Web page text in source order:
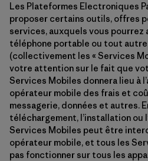
Les Plateformes Electroniques
proposer certains outils, offres
services, auxquels vous pourrez
téléphone portable ou tout autre
(collectivement les « Services
votre attention sur le fait que
Services Mobiles donnera lieu à
opérateur mobile des frais et
messagerie, données et autres.
téléchargement, l’installation ou
Services Mobiles peut être
opérateur mobile, et tous les
pas fonctionner sur tous les